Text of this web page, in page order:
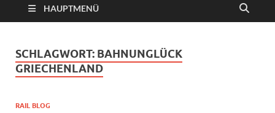
HAUPTMENÜ
SCHLAGWORT: BAHNUNGLÜCK
GRIECHENLAND
RAIL BLOG